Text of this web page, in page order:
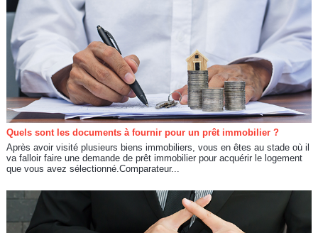
Quels sont les documents à fournir pour un prêt immobilier ?
Après avoir visité plusieurs biens immobiliers, vous en êtes au stade où il
va falloir faire une demande de prêt immobilier pour acquérir le logement
que vous avez sélectionné.Comparateur...